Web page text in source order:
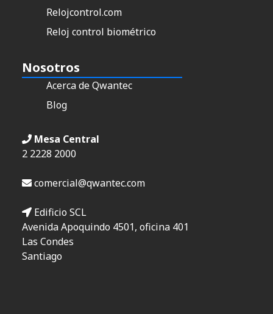
Relojcontrol.com
Reloj control biométrico
Nosotros
Acerca de Qwantec
Blog
Mesa Central
2 2228 2000
comercial@qwantec.com
Edificio SCL
Avenida Apoquindo 4501, oficina 401
Las Condes
Santiago